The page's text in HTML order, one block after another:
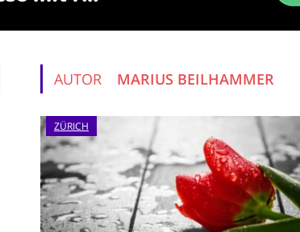
AUTOR MARIUS BEILHAMMER
ZÜRICH